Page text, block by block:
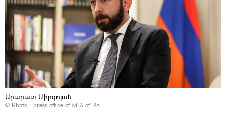
Արարատ Միրզոյան
© Photo : press office of MFA of RA